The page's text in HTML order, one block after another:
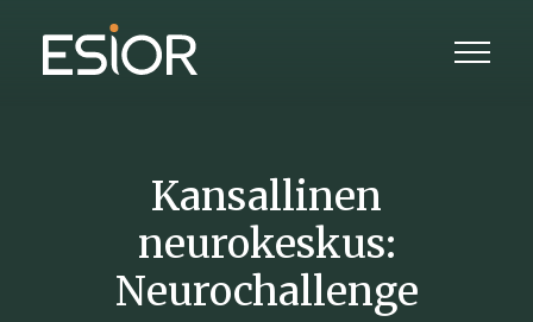
Kansallinen
neurokeskus:
Neurochallenge